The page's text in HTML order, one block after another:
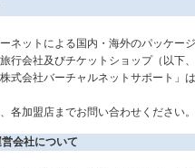
ネットによる国内・海外のパッケ
行会社及びチケットショップ（以
式会社バーチャルネットサポート
各加盟店までお問い合わせください
会社について